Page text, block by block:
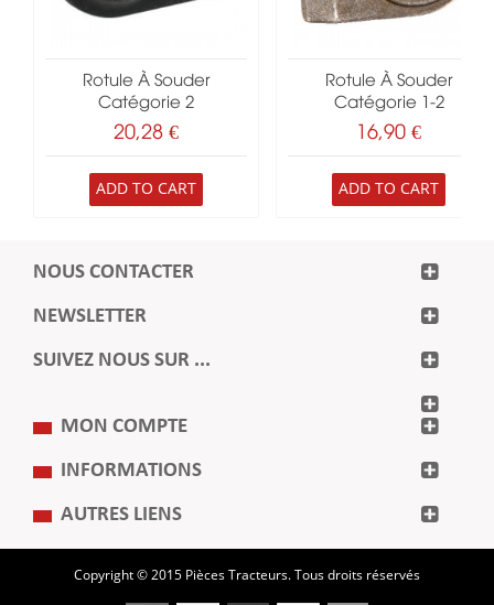
Rotule À Souder
Catégorie 2
20,28 €
ADD TO CART
Rotule À Souder
Catégorie 1-2
16,90 €
ADD TO CART
NOUS CONTACTER
NEWSLETTER
SUIVEZ NOUS SUR ...
MON COMPTE
INFORMATIONS
AUTRES LIENS
Copyright © 2015 Pièces Tracteurs. Tous droits réservés